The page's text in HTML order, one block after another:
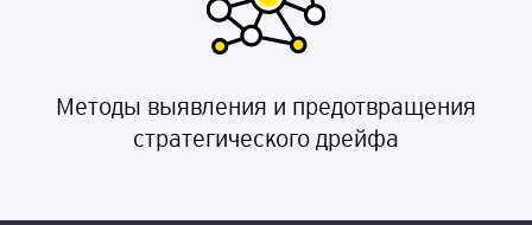
Методы выявления и предотвращения
стратегического дрейфа